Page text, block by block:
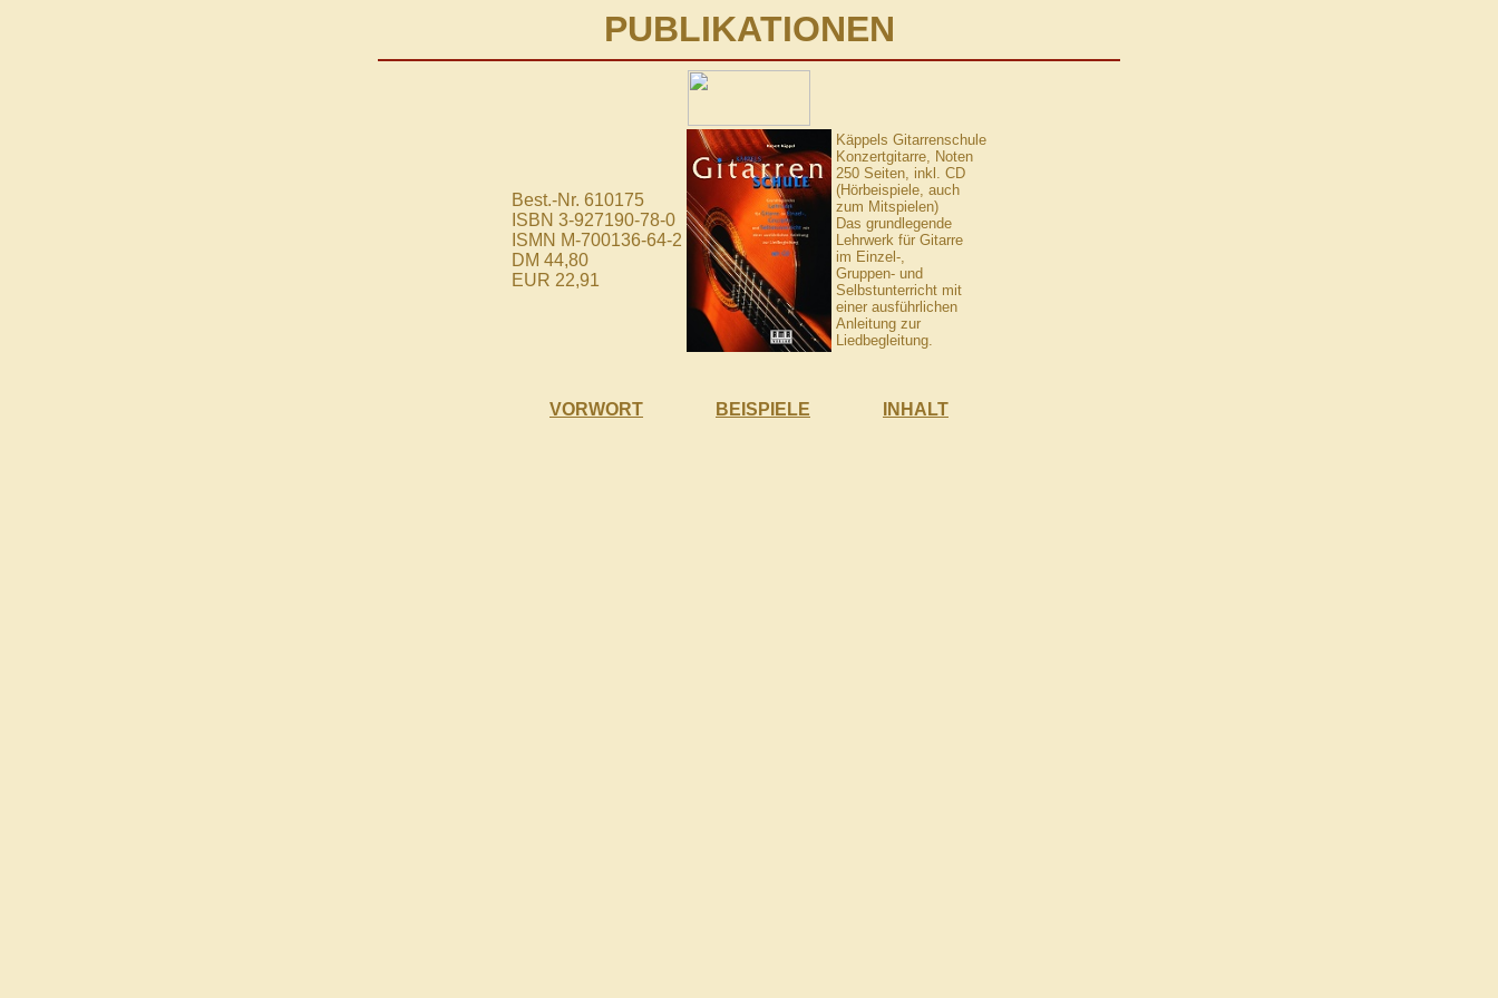
PUBLIKATIONEN
Best.-Nr. 610175
ISBN 3-927190-78-0
ISMN M-700136-64-2
DM 44,80
EUR 22,91
Käppels Gitarrenschule
Konzertgitarre, Noten
250 Seiten, inkl. CD
(Hörbeispiele, auch
zum Mitspielen)
Das grundlegende
Lehrwerk für Gitarre
im Einzel-,
Gruppen- und
Selbstunterricht mit
einer ausführlichen
Anleitung zur
Liedbegleitung.
VORWORT BEISPIELE INHALT